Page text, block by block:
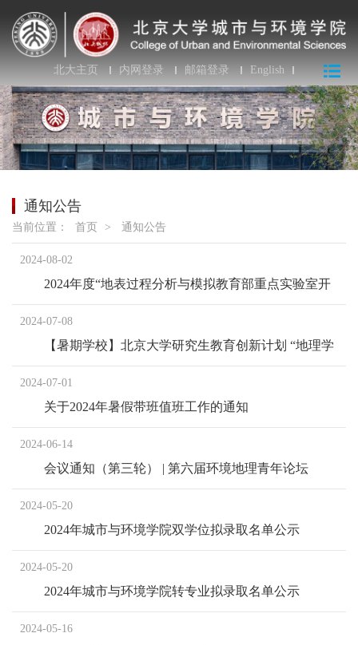
北大主页 内网登录 邮箱登录 English
通知公告
当前位置： 首页 > 通知公告
2024-08-02
2024年度“地表过程分析与模拟教育部重点实验室开
放基金”课题申请指南
2024-07-08
【暑期学校】北京大学研究生教育创新计划 “地理学
前沿2024：人文地理与国土空间规划研究生暑期学
2024-07-01
关于2024年暑假带班值班工作的通知
2024-06-14
会议通知（第三轮） | 第六届环境地理青年论坛
2024-05-20
2024年城市与环境学院双学位拟录取名单公示
2024-05-20
2024年城市与环境学院转专业拟录取名单公示
2024-05-16